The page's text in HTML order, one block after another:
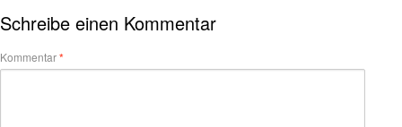
Schreibe einen Kommentar
Kommentar*